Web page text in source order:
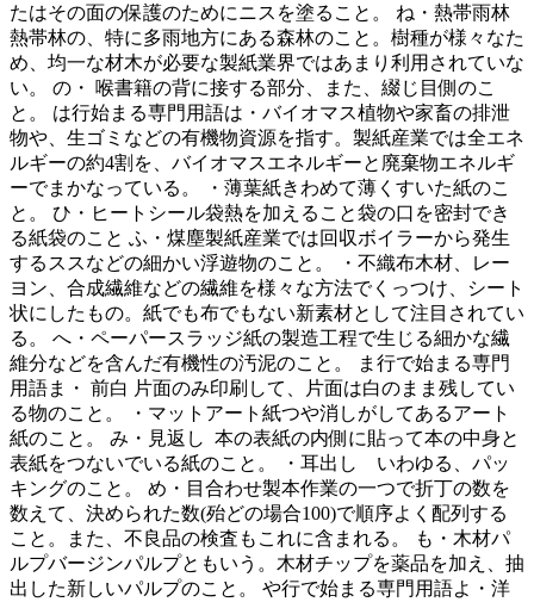
たはその面の保護のためにニスを塗ること。 ね・熱帯雨林
熱帯林の、特に多雨地方にある森林のこと。樹種が様々なた
め、均一な材木が必要な製紙業界ではあまり利用されていな
い。 の・ 喉書籍の背に接する部分、また、綴じ目側のこ
と。 は行始まる専門用語は・バイオマス植物や家畜の排泄
物や、生ゴミなどの有機物資源を指す。製紙産業では全エネ
ルギーの約4割を、バイオマスエネルギーと廃棄物エネルギ
ーでまかなっている。 ・薄葉紙きわめて薄くすいた紙のこ
と。 ひ・ヒートシール袋熱を加えること袋の口を密封でき
る紙袋のこと ふ・煤塵製紙産業では回収ボイラーから発生
するススなどの細かい浮遊物のこと。 ・不織布木材、レー
ヨン、合成繊維などの繊維を様々な方法でくっつけ、シート
状にしたもの。紙でも布でもない新素材として注目されてい
る。 へ・ペーパースラッジ紙の製造工程で生じる細かな繊
維分などを含んだ有機性の汚泥のこと。 ま行で始まる専門
用語ま・ 前白 片面のみ印刷して、片面は白のまま残してい
る物のこと。 ・マットアート紙つや消しがしてあるアート
紙のこと。 み・見返し 本の表紙の内側に貼って本の中身と
表紙をつないでいる紙のこと。 ・耳出し いわゆる、パッ
キングのこと。 め・目合わせ製本作業の一つで折丁の数を
数えて、決められた数(殆どの場合100)で順序よく配列する
こと。また、不良品の検査もこれに含まれる。 も・木材パ
ルプバージンパルプともいう。木材チップを薬品を加え、抽
出した新しいパルプのこと。 や行で始まる専門用語よ・洋